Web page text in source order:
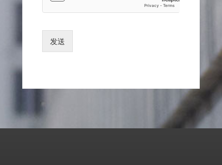
发送